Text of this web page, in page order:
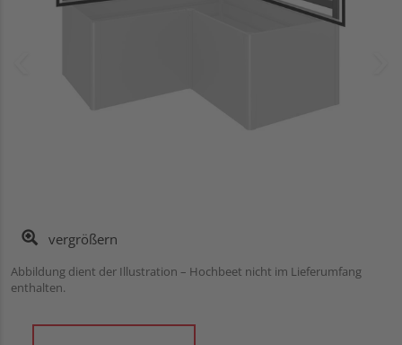
vergrößern
Abbildung dient der Illustration – Hochbeet nicht im Lieferumfang
enthalten.